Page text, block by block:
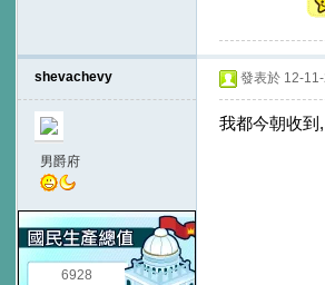
shevachevy
男爵府
6928
發表於 12-
我都今朝收到